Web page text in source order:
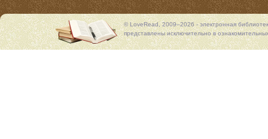
© LoveRead, 2009–2026 - электронная
представлены исключительно в